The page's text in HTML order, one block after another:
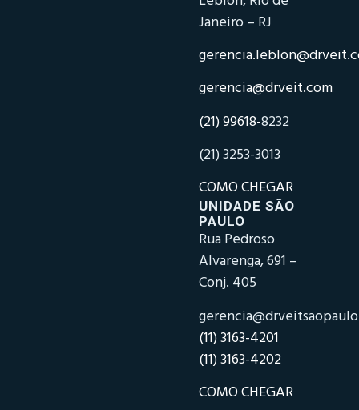
Janeiro – RJ
gerencia@drveit.com
(21) 99618-8232
(21) 3253-3013
COMO CHEGAR
UNIDADE SÃO
PAULO
Rua Pedroso
Alvarenga, 691 –
Conj. 405
(11) 3163-4201
(11) 3163-4202
COMO CHEGAR